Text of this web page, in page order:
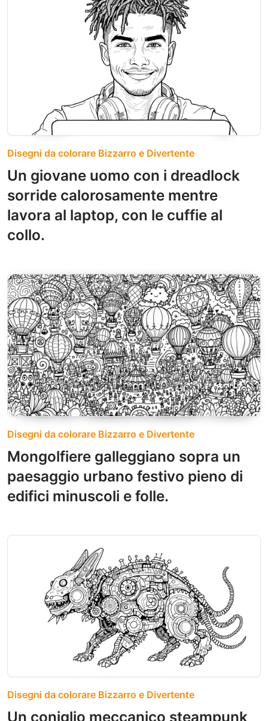
Disegni da colorare Bizzarro e Divertente
Un giovane uomo con i dreadlock
sorride calorosamente mentre
lavora al laptop, con le cuffie al
collo.
Disegni da colorare Bizzarro e Divertente
Mongolfiere galleggiano sopra un
paesaggio urbano festivo pieno di
edifici minuscoli e folle.
Disegni da colorare Bizzarro e Divertente
Un coniglio meccanico steampunk